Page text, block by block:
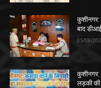
कुशीनगर:
बाद
05/08/
कुशीनगर:
लड़की की